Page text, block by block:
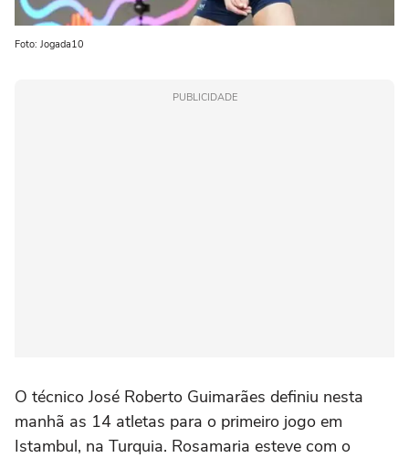
Foto: Jogada10
PUBLICIDADE
O técnico José Roberto Guimarães definiu nesta
manhã as 14 atletas para o primeiro jogo em
Istambul, na Turquia. Rosamaria esteve com o